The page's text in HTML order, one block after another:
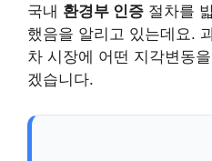
국내 환경부 인증 절차를
했음을 알리고 있는데요.
차 시장에 어떤 지각변동
겠습니다.